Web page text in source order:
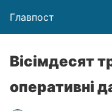
Главпост
Вісімдесят
оперативні